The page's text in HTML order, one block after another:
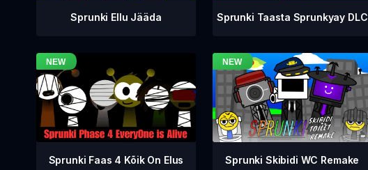
Sprunki Ellu Jääda Sprunki Taasta Sprunkyay DLC
Sprunki Faas 4 Kõik On Elus Sprunki Skibidi WC Remake